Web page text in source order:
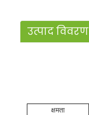
उत्पाद विवरण
क्षमता